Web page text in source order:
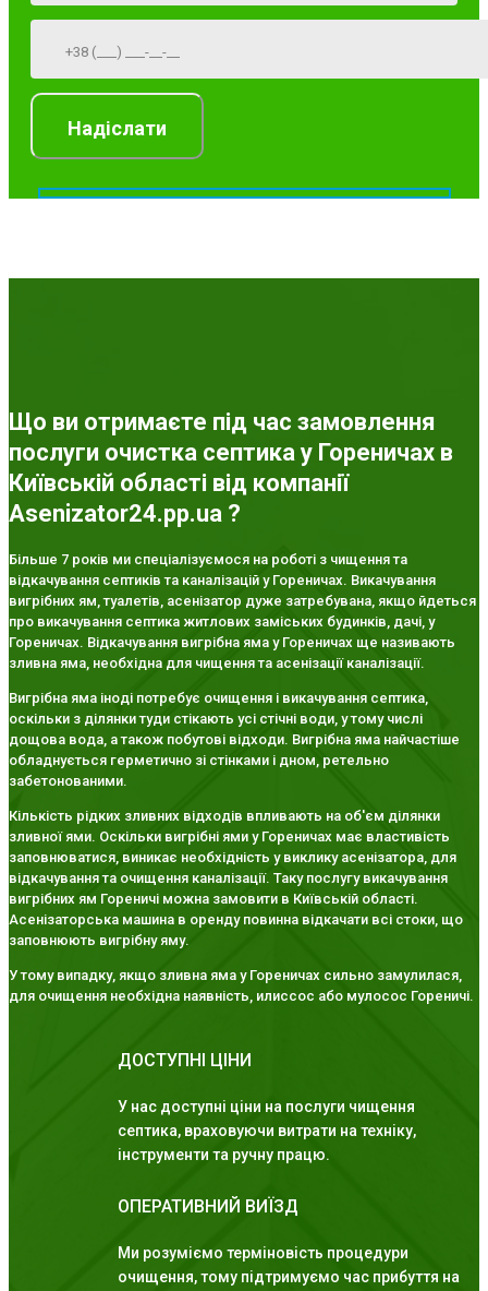
Що ви отримаєте під час замовлення
послуги очистка септика у Гореничах в
Київській області від компанії
Asenizator24.pp.ua ?
Більше 7 років ми спеціалізуємося на роботі з чищення та
відкачування септиків та каналізацій у Гореничах. Викачування
вигрібних ям, туалетів, асенізатор дуже затребувана, якщо йдеться
про викачування септика житлових заміських будинків, дачі, у
Гореничах. Відкачування вигрібна яма у Гореничах ще називають
зливна яма, необхідна для чищення та асенізації каналізації.
Вигрібна яма іноді потребує очищення і викачування септика,
оскільки з ділянки туди стікають усі стічні води, у тому числі
дощова вода, а також побутові відходи. Вигрібна яма найчастіше
обладнується герметично зі стінками і дном, ретельно
забетонованими.
Кількість рідких зливних відходів впливають на об'єм ділянки
зливної ями. Оскільки вигрібні ями у Гореничах має властивість
заповнюватися, виникає необхідність у виклику асенізатора, для
відкачування та очищення каналізації. Таку послугу викачування
вигрібних ям Гореничі можна замовити в Київській області.
Асенізаторська машина в оренду повинна відкачати всі стоки, що
заповнюють вигрібну яму.
У тому випадку, якщо зливна яма у Гореничах сильно замулилася,
для очищення необхідна наявність, илиссос або мулосос Гореничі.
ДОСТУПНІ ЦІНИ
У нас доступні ціни на послуги чищення
септика, враховуючи витрати на техніку,
інструменти та ручну працю.
ОПЕРАТИВНИЙ ВИЇЗД
Ми розуміємо терміновість процедури
очищення, тому підтримуємо час прибуття на